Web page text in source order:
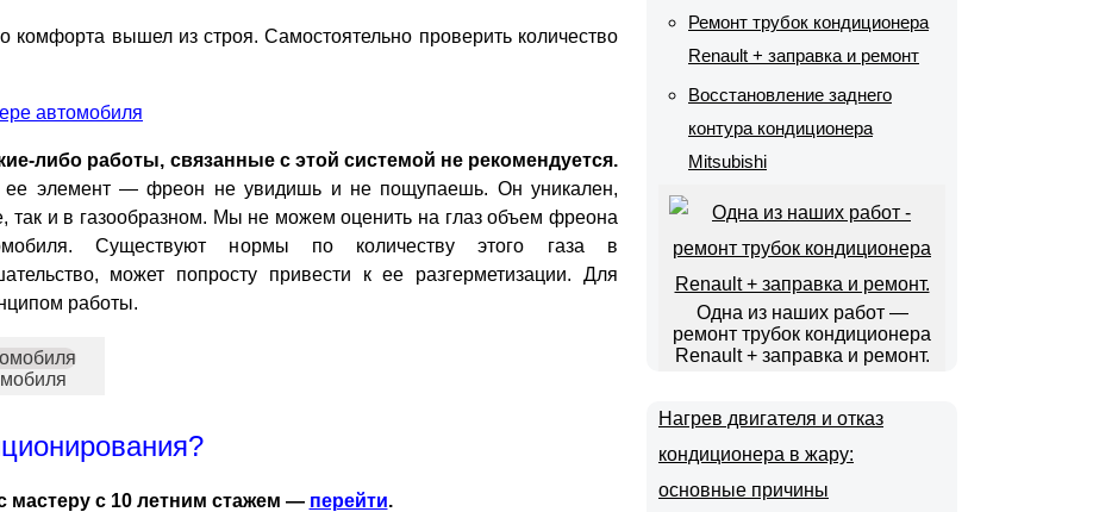
комфорта вышел из строя. Самостоятельно проверить количество
автомобиля
либо работы, связанные с этой системой не рекомендуется.
ее элемент — фреон не увидишь и не пощупаешь. Он уникален,
так и в газообразном. Мы не можем оценить на глаз объем фреона
Существуют нормы по количеству этого газа в
может попросту привести к ее разгерметизации. Для
работы.
мастеру с 10 летним стажем — перейти.
Ремонт трубок кондиционера
Renault + заправка и ремонт
Восстановление заднего
контура кондиционера
Mitsubishi
Одна из наших работ —
ремонт трубок кондиционера
Renault + заправка и ремонт.
Нагрев двигателя и отказ
кондиционера в жару:
основные причины